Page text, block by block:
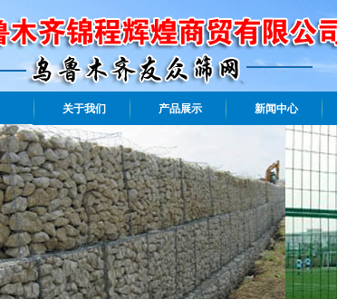
关于我们 产品展示 新闻中心